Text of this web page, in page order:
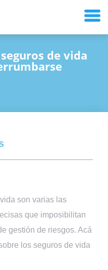
de vida
son varias las
que imposibilitan
gestión de riesgos. Acá
los seguros de vida